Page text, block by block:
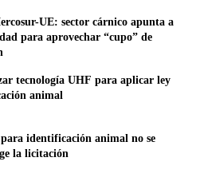
UE: sector cárnico apunta a
para aprovechar “cupo” de
tecnología UHF para aplicar ley
animal
identificación animal no se
la licitación